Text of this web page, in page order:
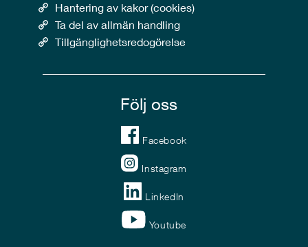
Hantering av kakor (cookies)
Ta del av allmän handling
Tillgänglighetsredogörelse
Följ oss
Facebook
Instagram
LinkedIn
Youtube